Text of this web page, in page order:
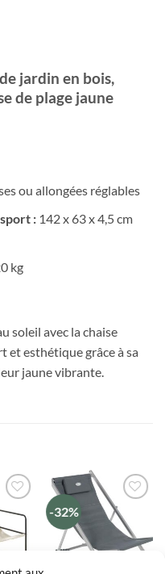
jardin en bois,
de plage jaune
ou allongées réglables
:142 x 63 x 4,5 cm
kg
soleil avec la chaise
esthétique grâce à sa
jaune vibrante.
liste
de
-32%
Ajouter
à la liste
de
souhaits